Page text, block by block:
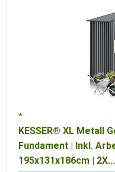
KESSER® XL Metall
Fundament | Inkl.
195x131x186cm | 2X...